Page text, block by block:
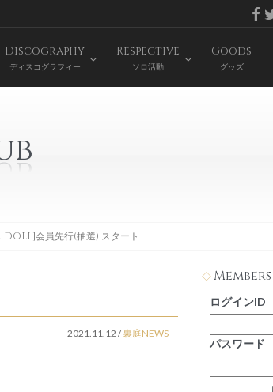
Discography
ディスコグラフィー
Respective
ソロ活動
Goods
グッズ
DOLL]会員先行(抽選) スタート
2021.11.12 /裏庭NEWS
Members
ログインID
パスワード